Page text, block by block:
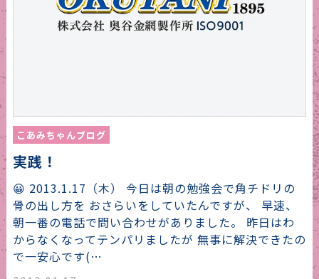
こあみちゃんブログ
実践！
😀 2013.1.17（木） 今日は朝の勉強会で角チドリの
骨の出し方を おさらいをしていたんですが、 早速、
朝一番の電話で問い合わせがありました。 昨日はわ
からなくなってテンパリましたが 無事に解決できたの
で一安心です(…